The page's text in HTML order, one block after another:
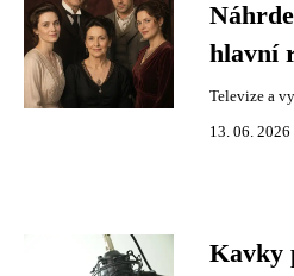
hlavní
Televize a
13. 06. 2026
Kavky